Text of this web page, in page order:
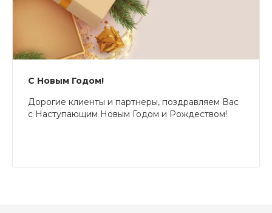
С Новым Годом!
Дорогие клиенты и партнеры, поздравляем Вас
с Наступающим Новым Годом и Рождеством!